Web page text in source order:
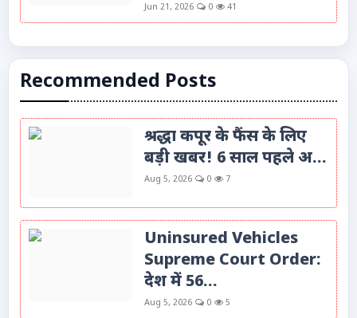
Jun 21, 2026 0 41
Recommended Posts
श्रद्धा कपूर के फैंस के लिए
बड़ी खबर! 6 साल पहले अ...
Aug 5, 2026 0 7
Uninsured Vehicles
Supreme Court Order:
देश में 56...
Aug 5, 2026 0 5